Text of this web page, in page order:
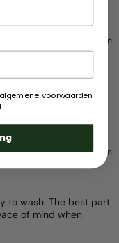
10 maanden geleden
en handig glazen
2 jaar geleden
to wash. The best part
of mind when
voorwaarden